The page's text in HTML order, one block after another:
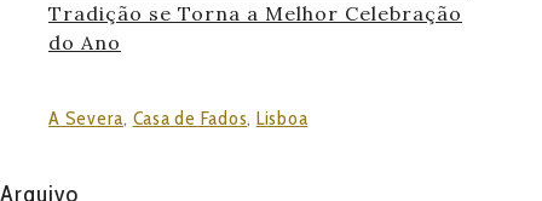
Tradição se Torna a Melhor Celebração
do Ano
A Severa, Casa de Fados, Lisboa
Arquivo